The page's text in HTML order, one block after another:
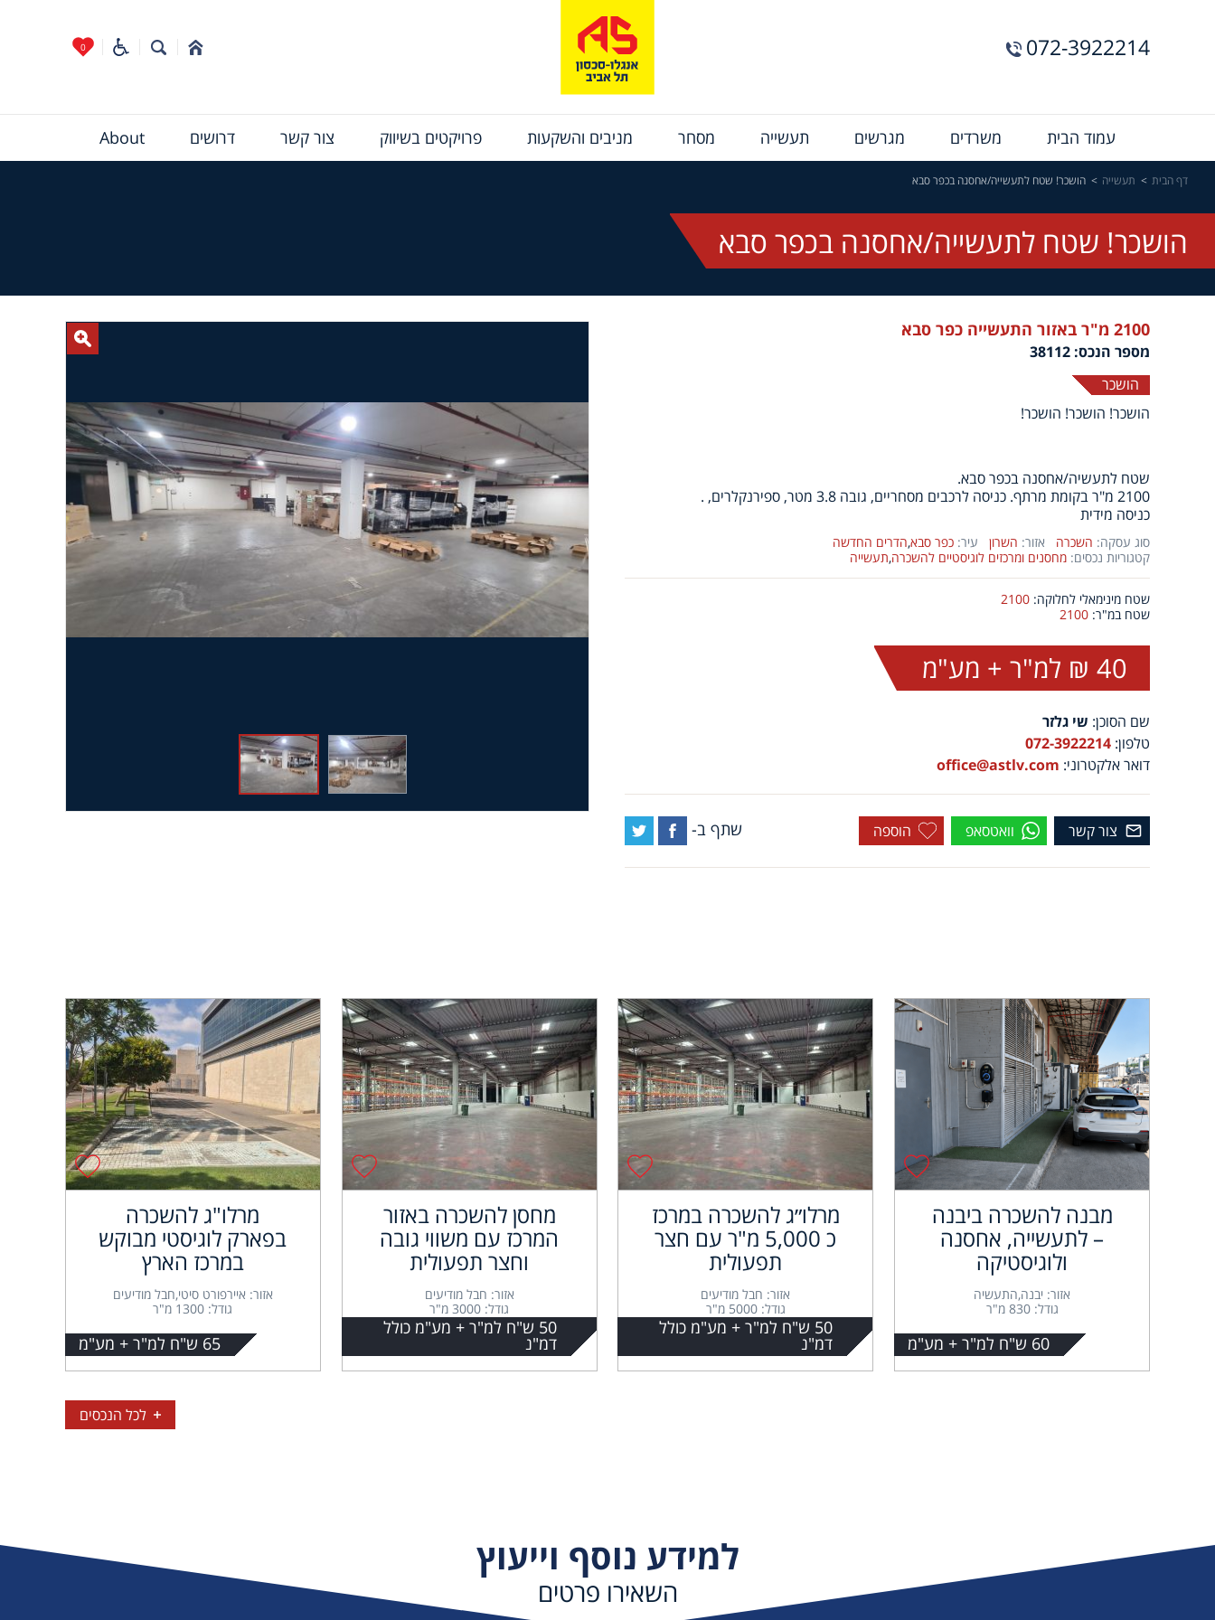
072-3922214
0
עמוד הבית משרדים מגרשים תעשייה מסחר מניבים והשקעות פרויקטים בשיווק צור קשר דרושים About
דף הבית תעשייה הושכר! שטח לתעשייה/אחסנה בכפר סבא
הושכר! שטח לתעשייה/אחסנה בכפר סבא
2100 מ"ר באזור התעשייה כפר סבא
מספר הנכס: 38112
הושכר
הושכר! הושכר! הושכר!
שטח לתעשיה/אחסנה בכפר סבא.
2100 מ"ר בקומת מרתף. כניסה לרכבים מסחריים, גובה 3.8 מטר, ספירנקלרים, .
כניסה מידית
סוג עסקה: השכרה אזור: השרון עיר: כפר סבא,הדרים החדשה
קטגוריות נכסים: מחסנים ומרכזים לוגיסטיים להשכרה,תעשייה
שטח מינימאלי לחלוקה: 2100
שטח במ"ר: 2100
40 ₪ למ"ר + מע"מ
שם הסוכן: שי גלזר
טלפון: 072-3922214
דואר אלקטרוני: office@astlv.com
צור קשר וואטסאפ הוספה שתף ב-
מבנה להשכרה ביבנה
– לתעשייה, אחסנה
ולוגיסטיקה
אזור: יבנה,התעשיה
גודל: 830 מ"ר
60 ש"ח למ"ר + מע"מ
מרלו״ג להשכרה במרכז
כ 5,000 מ"ר עם חצר
תפעולית
אזור: חבל מודיעים
גודל: 5000 מ"ר
50 ש"ח למ"ר + מע"מ כולל
דמ"נ
מחסן להשכרה באזור
המרכז עם משווי גובה
וחצר תפעולית
אזור: חבל מודיעים
גודל: 3000 מ"ר
50 ש"ח למ"ר + מע"מ כולל
דמ"נ
מרלו"ג להשכרה
בפארק לוגיסטי מבוקש
במרכז הארץ
אזור: איירפורט סיטי,חבל מודיעים
גודל: 1300 מ"ר
65 ש"ח למ"ר + מע"מ
לכל הנכסים
למידע נוסף וייעוץ
השאירו פרטים